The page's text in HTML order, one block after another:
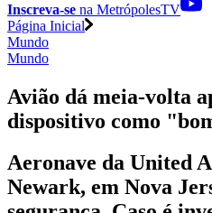
Inscreva-se na MetrópolesTV
Página Inicial
Mundo
Mundo
Avião dá meia-volta
dispositivo como
Aeronave da United
Newark, em Nova